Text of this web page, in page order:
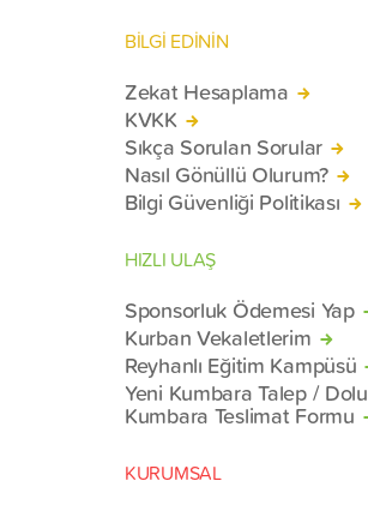
BİLGİ EDİNİN
Zekat Hesaplama
KVKK
Sıkça Sorulan Sorular
Nasıl Gönüllü Olurum?
Bilgi Güvenliği Politikası
HIZLI ULAŞ
Sponsorluk Ödemesi Yap
Kurban Vekaletlerim
Reyhanlı Eğitim Kampüsü
Yeni Kumbara Talep / Dolu
Kumbara Teslimat Formu
KURUMSAL